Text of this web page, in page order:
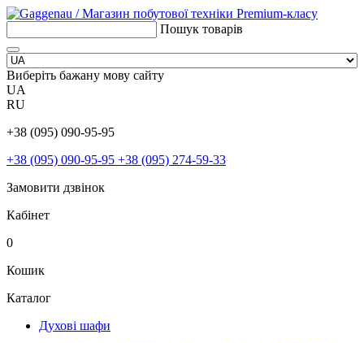
Пошук товарів
Виберіть бажану мову сайту
UA
RU
+38 (095) 090-95-95
+38 (095) 090-95-95 +38 (095) 274-59-33
Замовити дзвінок
Кабінет
0
Кошик
Каталог
Духові шафи